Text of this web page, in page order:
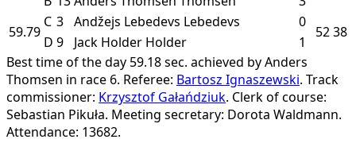
59.79
C 3 Andžejs Lebedevs Lebedevs 0
5238
D 9 Jack Holder Holder
1
Best time of the day 59.18 sec. achieved by Anders
Thomsen in race 6. Referee: Bartosz Ignaszewski. Track
commissioner: Krzysztof Gałańdziuk. Clerk of course:
Sebastian Pikuła. Meeting secretary: Dorota Waldmann.
Attendance: 13682.